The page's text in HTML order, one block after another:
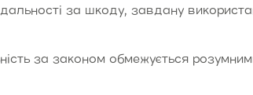
за шкоду, завдану
за законом обмежується